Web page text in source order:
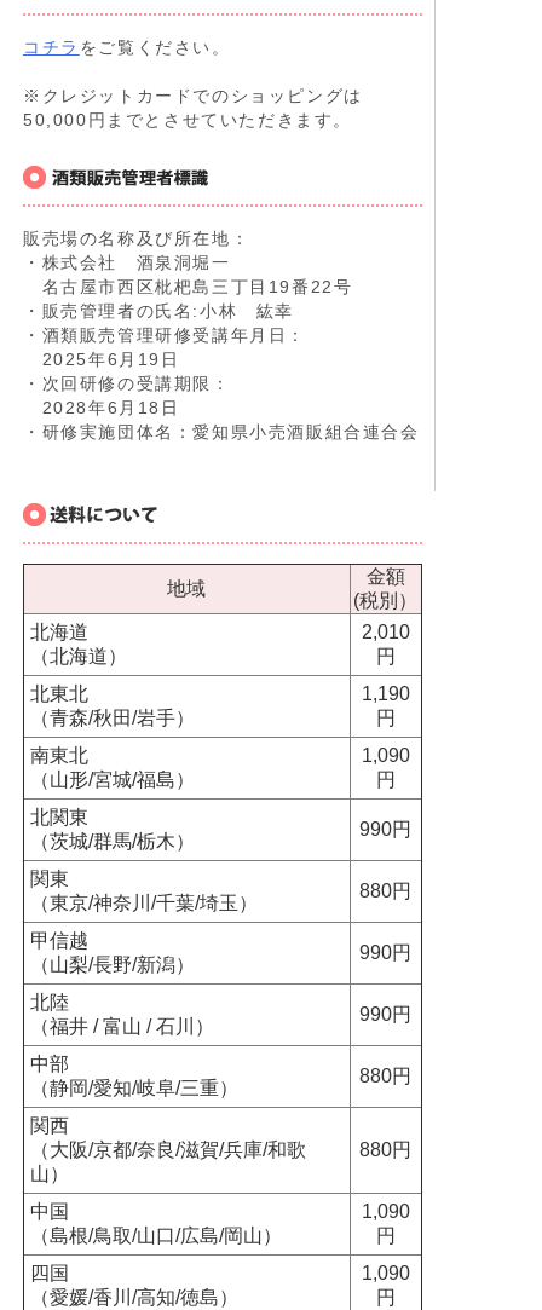
コチラ をご覧ください。
※クレジットカードでのショッピングは
50,000円までとさせていただきます。
販売場の名称及び所在地：
・株式会社 酒泉洞堀一
名古屋市西区枇杷島三丁目19番22号
・販売管理者の氏名:小林 紘幸
・酒類販売管理研修受講年月日：
2025年6月19日
・次回研修の受講期限：
2028年6月18日
・研修実施団体名：愛知県小売酒販組合連合会
地域
金額
(税別）
北海道
（北海道）
2,010
円
北東北
（青森/秋田/岩手）
1,190
円
南東北
（山形/宮城/福島）
1,090
円
北関東
（茨城/群馬/栃木）
990円
関東
（東京/神奈川/千葉/埼玉）
880円
甲信越
（山梨/長野/新潟）
990円
北陸
（福井 / 富山 / 石川）
990円
中部
（静岡/愛知/岐阜/三重）
880円
関西
（大阪/京都/奈良/滋賀/兵庫/和歌
山）
880円
中国
（島根/鳥取/山口/広島/岡山）
1,090
円
四国
（愛媛/香川/高知/徳島）
1,090
円